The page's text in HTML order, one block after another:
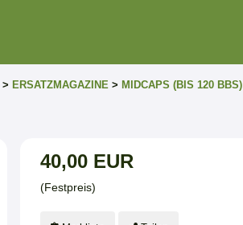
> ERSATZMAGAZINE > MIDCAPS (BIS 120 BBS)
40,00 EUR
(Festpreis)